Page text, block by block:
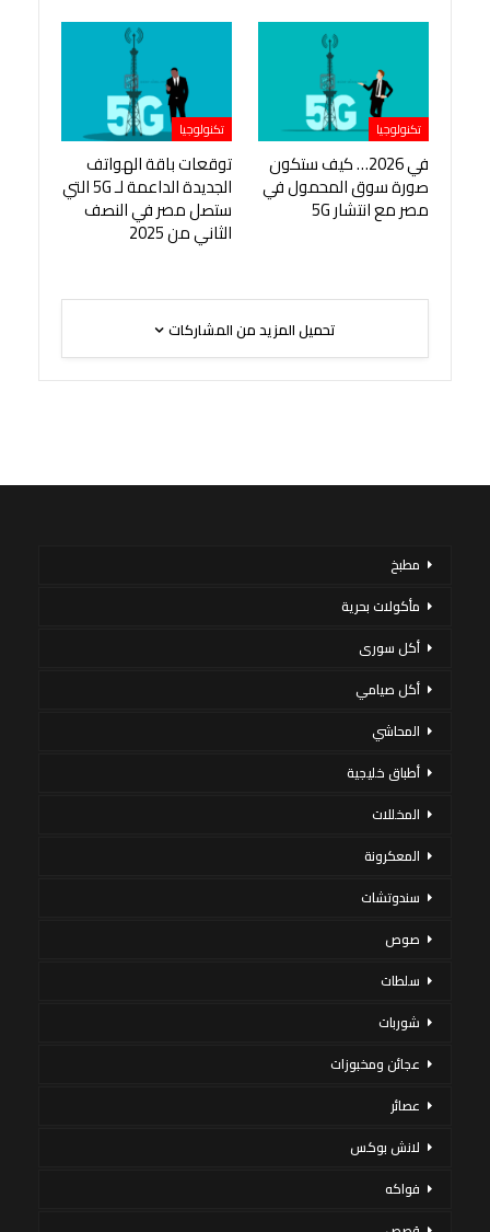
تكنولوجيا
في 2026… كيف ستكون
صورة سوق المحمول في
مصر مع انتشار 5G
تكنولوجيا
توقعات باقة الهواتف
الجديدة الداعمة لـ 5G التي
ستصل مصر في النصف
الثاني من 2025
تحميل المزيد من المشاركات
مطبخ
مأكولات بحرية
أكل سورى
أكل صيامي
المحاشي
أطباق خليجية
المخللات
المعكرونة
سندوتشات
صوص
سلطات
شوربات
عجائن ومخبوزات
عصائر
لانش بوكس
فواكه